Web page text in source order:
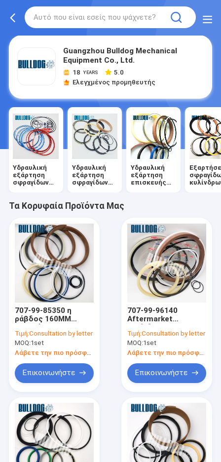
Guangzhou Bulldog Mechanical
Equipment Co., Ltd.
18 YEARS
5.0
Ελεγχμένος προμηθευτής
Υδραυλική
εξάρτηση
σφραγίδων
Υδραυλική
εξάρτηση
σφραγίδων
Υδραυλική
εξάρτηση
επισκευής
Τα Κορυφαία Προϊόντα Μας
707-99-85350 η
ράβδος 160MM
επισκευής
σφραγίδων
βραχιόνων άντεξε
για pc2000-8
Backhoe KOMATSU
Τιμή:Consultation by letter
MOQ:1set
Λάβετε την πιο πρόσφατη τιμή
Επικοινωνήστε
707-99-96140
Aftermarket
βραχιόνων
εξαρτήσεις
σφραγίδων pc2000-8
σφραγίδων
κυλίνδρων
Τιμή:Consultation by letter
MOQ:1set
Επικοινωνήστε